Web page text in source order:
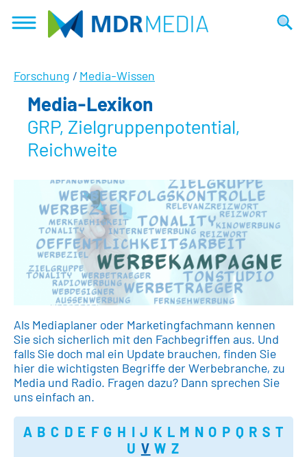
zum
Suche
Forschung / Media-Wissen
Media-Lexikon
GRP, Zielgruppenpotential,
Reichweite
Als Mediaplaner oder Marketingfachmann kennen
Sie sich sicherlich mit den Fachbegriffen aus. Und
falls Sie doch mal ein Update brauchen, finden Sie
hier die wichtigsten Begriffe der Werbebranche, zu
Media und Radio. Fragen dazu? Dann sprechen Sie
uns einfach an.
A B C D E F G H I J K L M N O P Q R S T
U V W Z